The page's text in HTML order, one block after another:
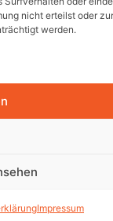
nicht erteilst oder
werden.
Impressum